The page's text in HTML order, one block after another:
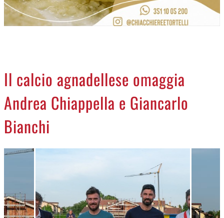
Il calcio agnadellese omaggia
Andrea Chiappella e Giancarlo
Bianchi